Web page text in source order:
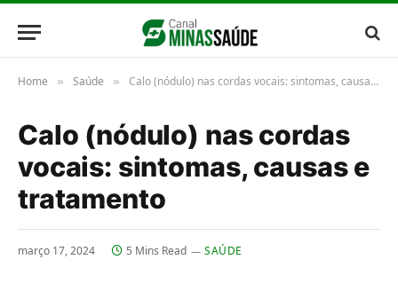
Home » Saúde » Calo (nódulo) nas cordas vocais: sintomas, causas e tratamento
Calo (nódulo) nas cordas
vocais: sintomas, causas e
tratamento
março 17, 2024 5 Mins Read SAÚDE